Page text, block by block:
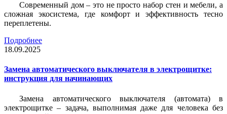
Современный дом – это не просто набор стен и мебели, а
сложная экосистема, где комфорт и эффективность тесно
переплетены.
Подробнее
18.09.2025
Замена автоматического выключателя в электрощитке:
инструкция для начинающих
Замена автоматического выключателя (автомата) в
электрощитке – задача, выполнимая даже для человека без